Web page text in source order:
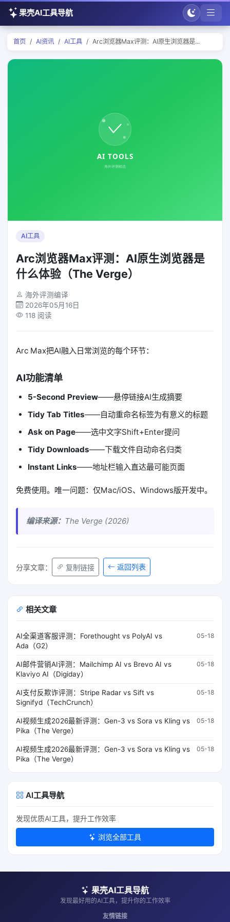
果壳AI工具导航
首页 AI资讯 AI工具 Arc浏览器Max评测：AI原生浏览器是...
AI工具
Arc浏览器Max评测：AI原生浏览器是
什么体验（The Verge）
海外评测编译
2026年05月16日
118 阅读
Arc Max把AI融入日常浏览的每个环节：
AI功能清单
5-Second Preview——悬停链接AI生成摘要
Tidy Tab Titles——自动重命名标签为有意义的标题
Ask on Page——选中文字Shift+Enter提问
Tidy Downloads——下载文件自动命名归类
Instant Links——地址栏输入直达最可能页面
免费使用。唯一问题：仅Mac/iOS、Windows版开发中。
编译来源： The Verge (2026)
分享文章： 复制链接 返回列表
相关文章
AI全渠道客服评测：Forethought vs PolyAI vs
Ada（G2）
05-18
AI邮件营销AI评测：Mailchimp AI vs Brevo AI vs
Klaviyo AI（Digiday）
05-18
AI支付反欺诈评测：Stripe Radar vs Sift vs
Signifyd（TechCrunch）
05-18
AI视频生成2026最新评测：Gen-3 vs Sora vs Kling vs
Pika（The Verge）
05-18
AI视频生成2026最新评测：Gen-3 vs Sora vs Kling vs
Pika（The Verge）
05-18
AI工具导航
发现优质AI工具，提升工作效率
浏览全部工具
果壳AI工具导航
发现最好用的AI工具，提升你的工作效率
友情链接